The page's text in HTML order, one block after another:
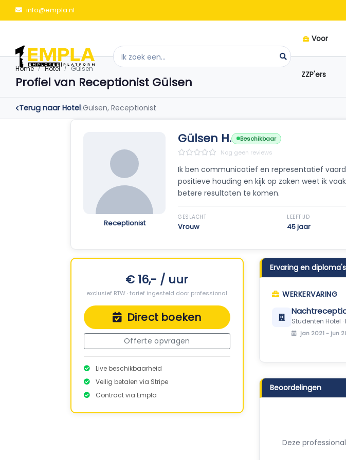
info@empla.nl
Voor
ZZP'ers
Home Hotel Gülsen
Profiel van Receptionist Gülsen
Terug naar Hotel|Gülsen, Receptionist
Receptionist
Gülsen H.
Beschikbaar
Nog geen reviews
Ik ben communicatief en representatief
positieve houding en kijk op zaken weet ik
betere resultaten te komen.
GESLACHT
Vrouw
LEEFTIJD
45 jaar
€ 16,- / uur
exclusief BTW · tarief ingesteld door professional
Direct boeken
Offerte opvragen
Live beschikbaarheid
Veilig betalen via Stripe
Contract via Empla
Ervaring en diploma's
WERKERVARING
Studenten Hotel
jan 2021 - jun
Beoordelingen
Deze